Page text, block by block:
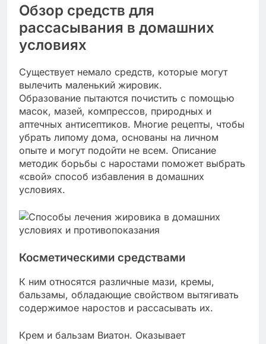
Обзор средств для
рассасывания в домашних
условиях
Существует немало средств, которые могут
вылечить маленький жировик.
Образование пытаются почистить с помощью
масок, мазей, компрессов, природных и
аптечных антисептиков. Многие рецепты, чтобы
убрать липому дома, основаны на личном
опыте и могут подойти не всем. Описание
методик борьбы с наростами поможет выбрать
«свой» способ избавления в домашних
условиях.
Косметическими средствами
К ним относятся различные мази, кремы,
бальзамы, обладающие свойством вытягивать
содержимое наростов и рассасывать их.
Крем и бальзам Виатон. Оказывает